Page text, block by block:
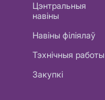
Цэнтральныя
навіны
Навіны філіялаў
Тэхнічныя работы
Закупкі